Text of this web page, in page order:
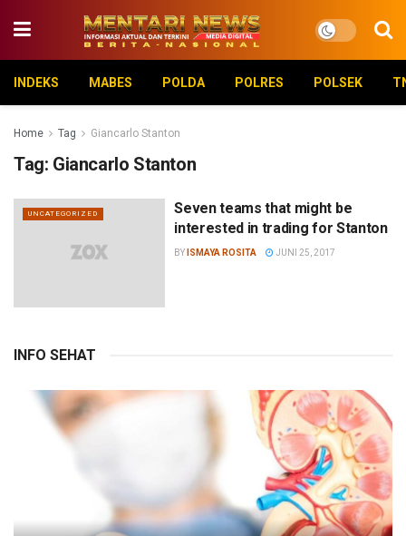
INDEKS MABES POLDA POLRES POLSEK
Home Tag Giancarlo Stanton
Tag: Giancarlo Stanton
UNCATEGORIZED
Seven teams that might be
interested in trading for Stanton
BY ISMAYA ROSITA JUNI 25, 2017
INFO SEHAT